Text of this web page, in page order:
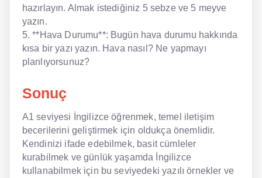
hazırlayın. Almak istediğiniz 5 sebze ve 5 meyve
yazın.
5. **Hava Durumu**: Bugün hava durumu hakkında
kısa bir yazı yazın. Hava nasıl? Ne yapmayı
planlıyorsunuz?
Sonuç
A1 seviyesi İngilizce öğrenmek, temel iletişim
becerilerini geliştirmek için oldukça önemlidir.
Kendinizi ifade edebilmek, basit cümleler
kurabilmek ve günlük yaşamda İngilizce
kullanabilmek için bu seviyedeki yazılı örnekler ve